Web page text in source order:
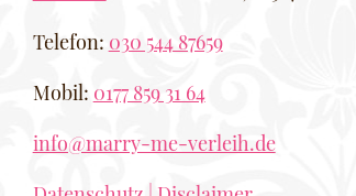
Telefon: 030 544 87659
Mobil: 0177 859 31 64
info@marry-me-verleih.de